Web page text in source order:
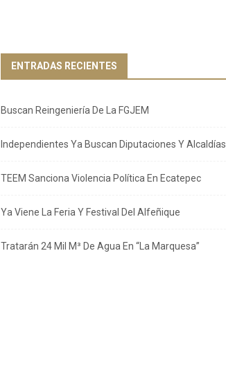
ENTRADAS RECIENTES
Buscan Reingeniería De La FGJEM
Independientes Ya Buscan Diputaciones Y Alcaldías
TEEM Sanciona Violencia Política En Ecatepec
Ya Viene La Feria Y Festival Del Alfeñique
Tratarán 24 Mil M³ De Agua En “La Marquesa”